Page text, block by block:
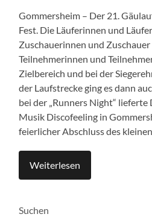
Gommersheim – Der 21.
Fest. Die Läuferinnen und
Zuschauerinnen und
Teilnehmerinnen und
Zielbereich und bei der
der Laufstrecke ging es dann
bei der „Runners Night“
Musik Discofeeling in
feierlicher Abschluss des
Weiterlesen
Suchen